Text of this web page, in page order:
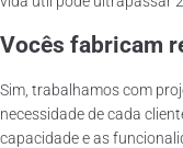
Vocês fabricam
Sim, trabalhamos com
necessidade de cada
capacidade e as